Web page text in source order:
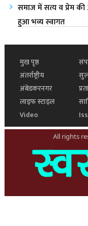
समाज में सत्य व प्रेम
हुआ भव्य स्वागत
मुख पृष्ठ
अंतर्राष्ट्रीय
अंबेडकरनगर
लाइफ स्टाइल
Video
All rights